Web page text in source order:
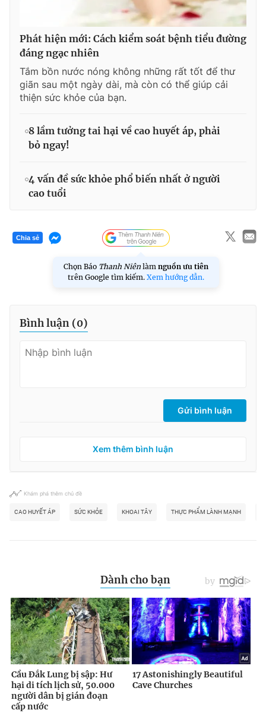
Phát hiện mới: Cách kiểm soát bệnh tiểu đường
đáng ngạc nhiên
Tắm bồn nước nóng không những rất tốt để thư
giãn sau một ngày dài, mà còn có thể giúp cải
thiện sức khỏe của bạn.
8 lầm tưởng tai hại về cao huyết áp, phải
bỏ ngay!
4 vấn đề sức khỏe phổ biến nhất ở người
cao tuổi
Chia sẻ
Chọn Báo Thanh Niên làm nguồn ưu tiên
trên Google tìm kiếm. Xem hướng dẫn.
Bình luận (0)
Gửi bình luận
Xem thêm bình luận
Khám phá thêm chủ đề
CAO HUYẾT ÁP SỨC KHỎE KHOAI TÂY THỰC PHẨM LÀNH MẠNH